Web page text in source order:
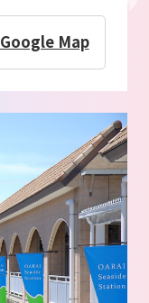
Google Map